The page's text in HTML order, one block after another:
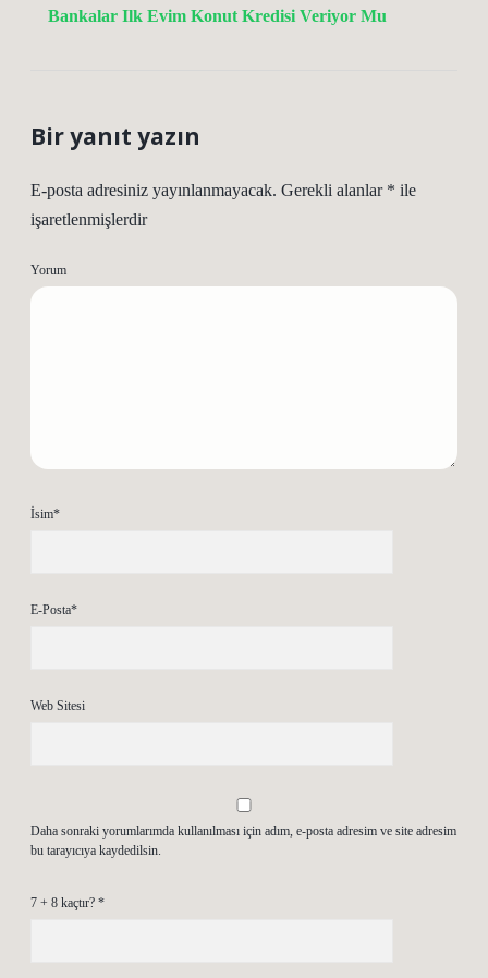
Bankalar Ilk Evim Konut Kredisi Veriyor Mu
Bir yanıt yazın
E-posta adresiniz yayınlanmayacak. Gerekli alanlar * ile
işaretlenmişlerdir
Yorum
İsim*
E-Posta*
Web Sitesi
Daha sonraki yorumlarımda kullanılması için adım, e-posta adresim ve site adresim
bu tarayıcıya kaydedilsin.
7 + 8 kaçtır? *